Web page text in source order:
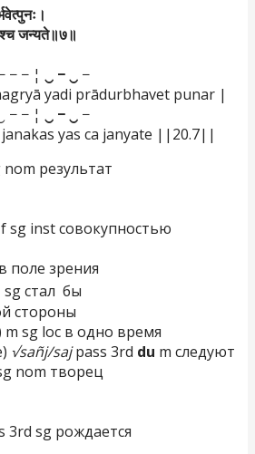
जन्यते॥७॥
− − ¦ ‿ − ‿ −
yadi prādurbhavet punar |
− − ¦ ‿ − ‿ −
yas ca janyate ||20.7||
результат
sg inst совокупностью
поле зрения
sg стал бы
стороны
m sg loc в одно время
√sañj/sajpass 3rd du m следуют
nom творец
3rd sg рождается